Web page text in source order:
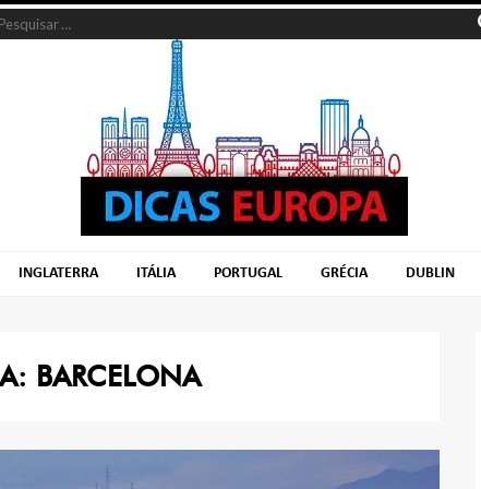
INGLATERRA ITÁLIA PORTUGAL GRÉCIA DUBLIN
BARCELONA